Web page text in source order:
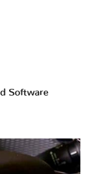
Software